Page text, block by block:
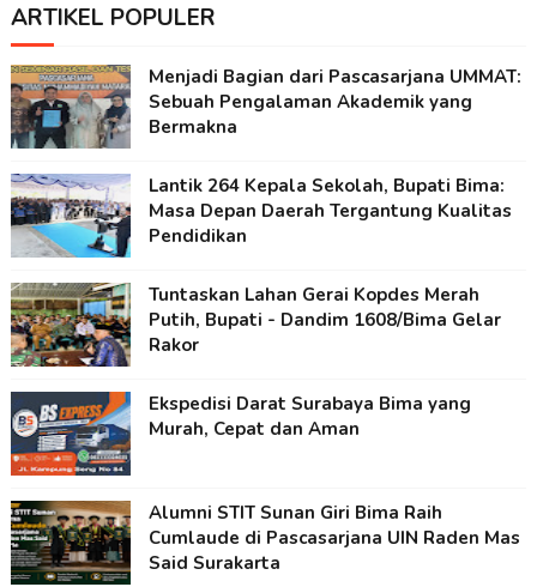
ARTIKEL POPULER
Menjadi Bagian dari Pascasarjana UMMAT:
Sebuah Pengalaman Akademik yang
Bermakna
Lantik 264 Kepala Sekolah, Bupati Bima:
Masa Depan Daerah Tergantung Kualitas
Pendidikan
Tuntaskan Lahan Gerai Kopdes Merah
Putih, Bupati - Dandim 1608/Bima Gelar
Rakor
Ekspedisi Darat Surabaya Bima yang
Murah, Cepat dan Aman
Alumni STIT Sunan Giri Bima Raih
Cumlaude di Pascasarjana UIN Raden Mas
Said Surakarta